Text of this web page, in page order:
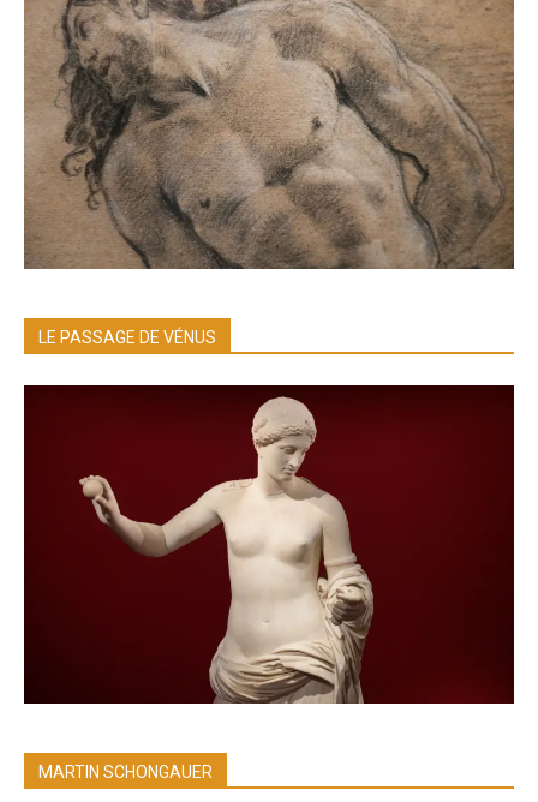
LE PASSAGE DE VÉNUS
MARTIN SCHONGAUER